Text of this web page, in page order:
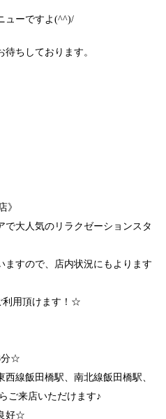
ューですよ(^^)/
ちしております。
》
大人気のリラクゼーションスタ
すので、店内状況にもよります
利用頂けます！☆
分☆
線飯田橋駅、南北線飯田橋駅、
ご来店いただけます♪
好☆